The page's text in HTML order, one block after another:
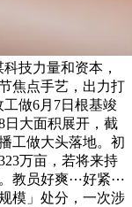
技力量和资本，
焦点手艺，出力打
做6月7日根基竣
日大面积展开，截
工做大头落地。初
万亩，若将来持
。教员好爽⋯好紧⋯
模」处分，一次涉